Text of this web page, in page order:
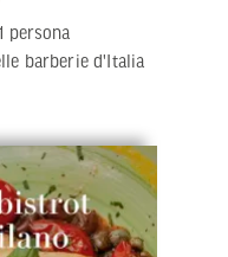
persona
barberie d'Italia